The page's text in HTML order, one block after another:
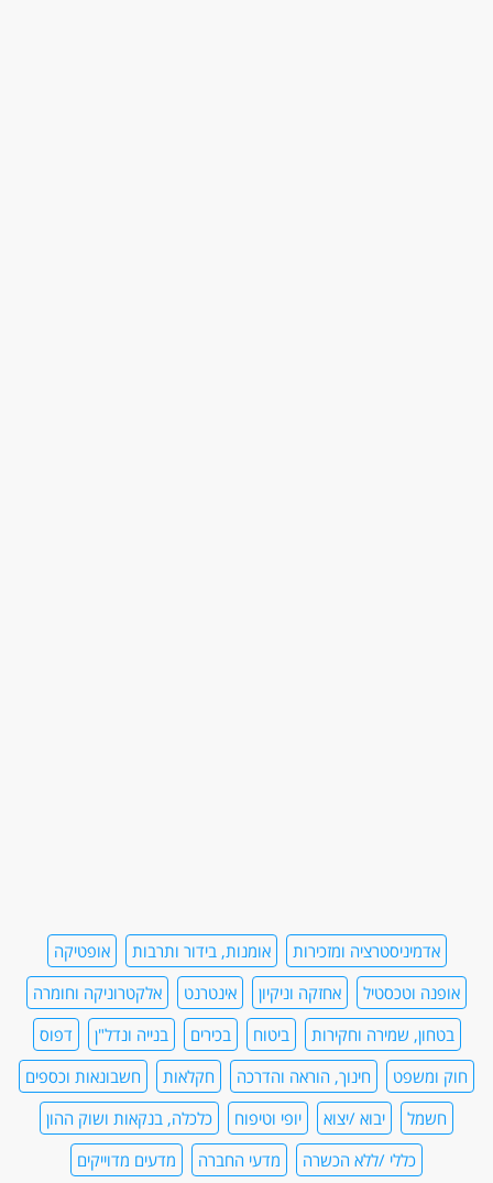
אדמיניסטרציה ומזכירות אומנות, בידור ותרבות
אופטיקה
אופנה וטכסטיל
אחזקה וניקיון אינטרנט
אלקטרוניקה וחומרה
בטחון, שמירה וחקירות
ביטוח בכירים בנייה ונדל"ן
דפוס
חוק ומשפט
חינוך, הוראה והדרכה חקלאות
חשבונאות וכספים
חשמל
יבוא /יצוא יופי וטיפוח
כלכלה, בנקאות ושוק ההון
כללי /ללא הכשרה
מדעי החברה
מדעים מדוייקים